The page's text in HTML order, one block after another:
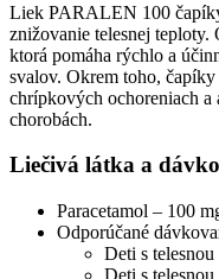
Liek PARALEN 100
znižovanie telesnej teploty.
ktorá pomáha rýchlo a
svalov. Okrem toho,
chrípkových ochoreniach
chorobách.
Liečivá látka a
Paracetamol – 100
Odporúčané
Deti s